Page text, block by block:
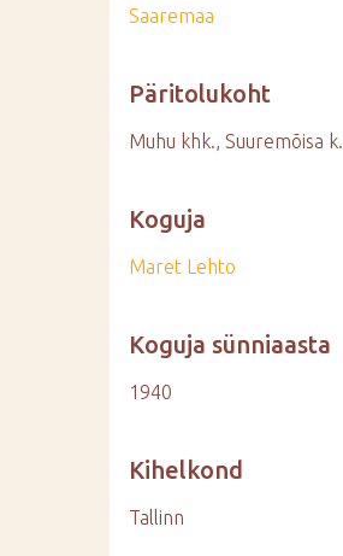
Saaremaa
Päritolukoht
Muhu khk., Suuremõisa k.
Koguja
Maret Lehto
Koguja sünniaasta
1940
Kihelkond
Tallinn